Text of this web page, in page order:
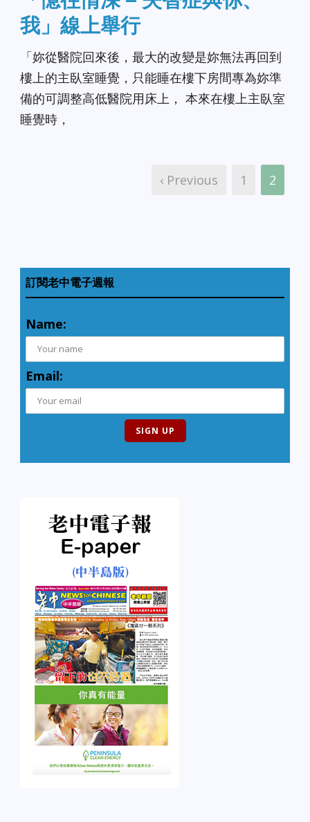
我」線上舉行
「妳從醫院回來後，最大的改變是妳無法再回到
樓上的主臥室睡覺，只能睡在樓下房間專為妳準
備的可調整高低醫院用床上， 本來在樓上主臥室
睡覺時，
‹ Previous 1 2
訂閱老中電子週報
Name:
Email: